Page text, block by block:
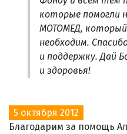
которые помогли
МОТОМЕД,
необходим.
и поддержку. Дай
и здоровья!
5 октября 2012
Благодарим за помощь